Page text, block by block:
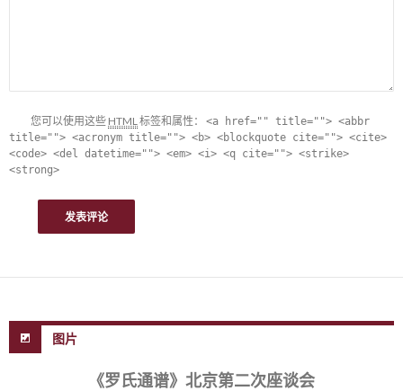
您可以使用这些 HTML标签和属性： <a href="" title=""> <abbr
title=""> <acronym title=""> <b> <blockquote cite=""> <cite>
<code> <del datetime=""> <em> <i> <q cite=""> <strike>
<strong>
图片
《罗氏通谱》北京第二次座谈会